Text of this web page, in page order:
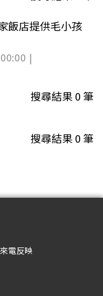
飯店提供毛小孩
|
搜尋結果0筆
搜尋結果0筆
電反映